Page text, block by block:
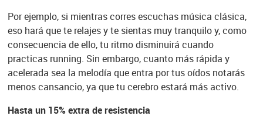
Por ejemplo, si mientras corres escuchas música clásica,
eso hará que te relajes y te sientas muy tranquilo y, como
consecuencia de ello, tu ritmo disminuirá cuando
practicas running. Sin embargo, cuanto más rápida y
acelerada sea la melodía que entra por tus oídos notarás
menos cansancio, ya que tu cerebro estará más activo.
Hasta un 15% extra de resistencia